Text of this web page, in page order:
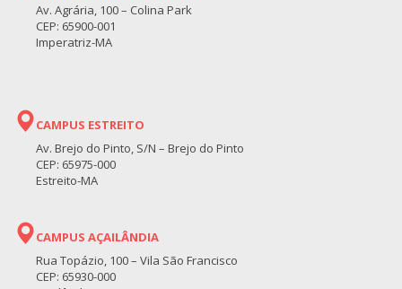
Av. Agrária, 100 – Colina Park
CEP: 65900-001
Imperatriz-MA
CAMPUS ESTREITO
Av. Brejo do Pinto, S/N – Brejo do Pinto
CEP: 65975-000
Estreito-MA
CAMPUS AÇAILÂNDIA
Rua Topázio, 100 – Vila São Francisco
CEP: 65930-000